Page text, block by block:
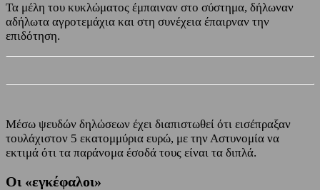
Τα μέλη του κυκλώματος έμπαιναν στο σύστημα, δήλωναν
αδήλωτα αγροτεμάχια και στη συνέχεια έπαιρναν την
επιδότηση.
Μέσω ψευδών δηλώσεων έχει διαπιστωθεί ότι εισέπραξαν
τουλάχιστον 5 εκατομμύρια ευρώ, με την Αστυνομία να
εκτιμά ότι τα παράνομα έσοδά τους είναι τα διπλά.
Οι «εγκέφαλοι»